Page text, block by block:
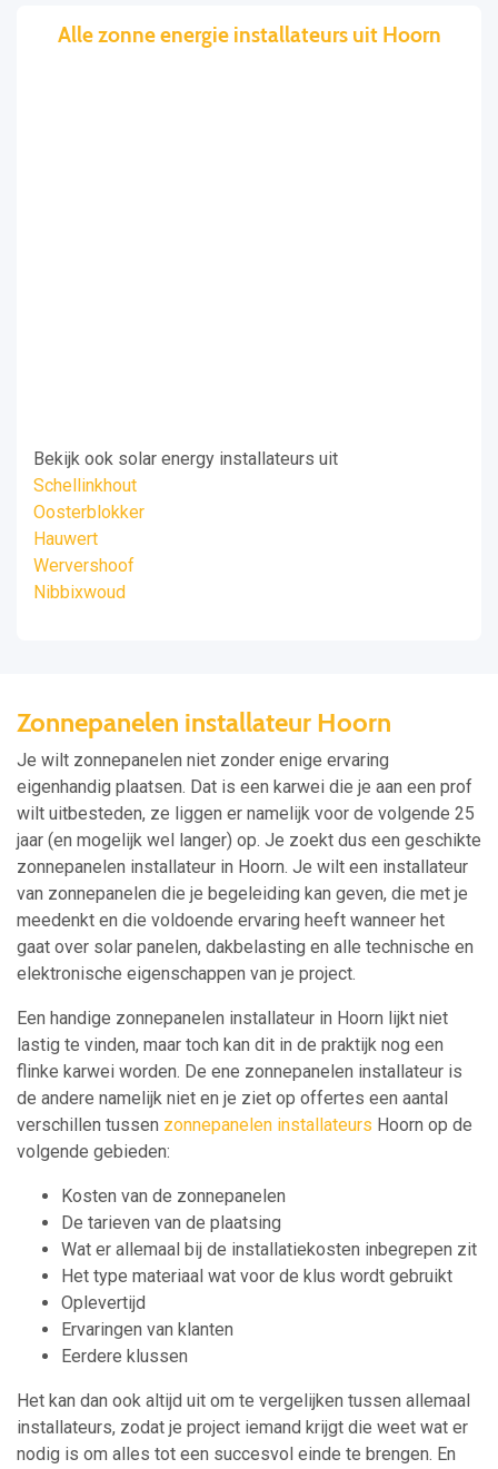
Alle zonne energie installateurs uit Hoorn
Bekijk ook solar energy installateurs uit
Schellinkhout
Oosterblokker
Hauwert
Wervershoof
Nibbixwoud
Zonnepanelen installateur Hoorn
Je wilt zonnepanelen niet zonder enige ervaring
eigenhandig plaatsen. Dat is een karwei die je aan een prof
wilt uitbesteden, ze liggen er namelijk voor de volgende 25
jaar (en mogelijk wel langer) op. Je zoekt dus een geschikte
zonnepanelen installateur in Hoorn. Je wilt een installateur
van zonnepanelen die je begeleiding kan geven, die met je
meedenkt en die voldoende ervaring heeft wanneer het
gaat over solar panelen, dakbelasting en alle technische en
elektronische eigenschappen van je project.
Een handige zonnepanelen installateur in Hoorn lijkt niet
lastig te vinden, maar toch kan dit in de praktijk nog een
flinke karwei worden. De ene zonnepanelen installateur is
de andere namelijk niet en je ziet op offertes een aantal
verschillen tussen zonnepanelen installateurs Hoorn op de
volgende gebieden:
Kosten van de zonnepanelen
De tarieven van de plaatsing
Wat er allemaal bij de installatiekosten inbegrepen zit
Het type materiaal wat voor de klus wordt gebruikt
Oplevertijd
Ervaringen van klanten
Eerdere klussen
Het kan dan ook altijd uit om te vergelijken tussen allemaal
installateurs, zodat je project iemand krijgt die weet wat er
nodig is om alles tot een succesvol einde te brengen. En